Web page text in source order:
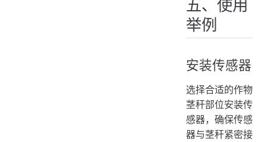
五、使用
举例
安装传感器
选择合适的作物
茎秆部位安装传
感器，确保传感
器与茎秆紧密接